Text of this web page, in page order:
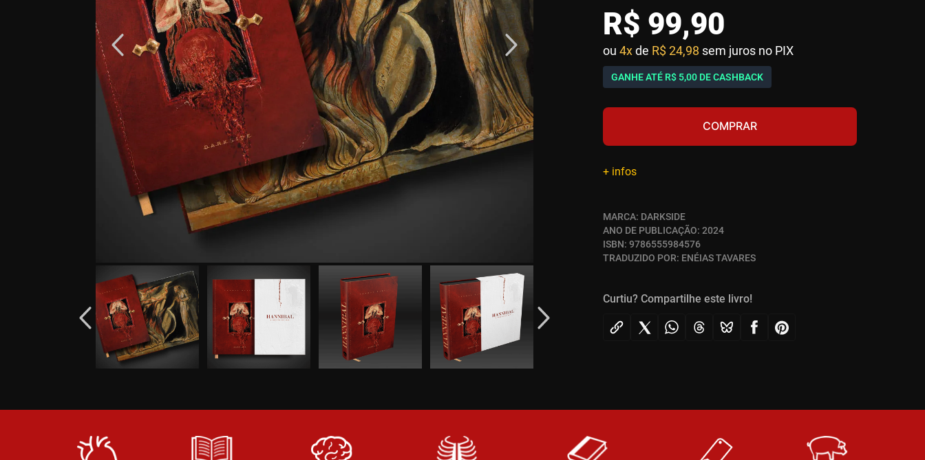
R$ 99,90
ou 4xde R$ 24,98 sem juros no PIX
GANHE ATÉ R$ 5,00 DE CASHBACK
COMPRAR
+ infos
MARCA: DARKSIDE
ANO DE PUBLICAÇÃO: 2024
ISBN: 9786555984576
TRADUZIDO POR: ENÉIAS TAVARES
Curtiu? Compartilhe este livro!